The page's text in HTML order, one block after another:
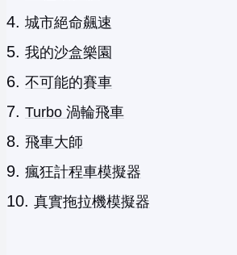
城市絕命飆速
我的沙盒樂園
不可能的賽車
Turbo 渦輪飛車
飛車大師
瘋狂計程車模擬器
真實拖拉機模擬器